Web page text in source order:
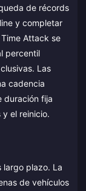
de récords
y completar
Attack se
percentil
Las
cadencia
duración fija
el reinicio.
largo plazo. La
de vehículos